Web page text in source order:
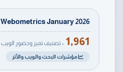
Webometrics January 2026
1,961 • تصنيف تميز وحضور الويب
مؤشرات البحث والويب والأثر